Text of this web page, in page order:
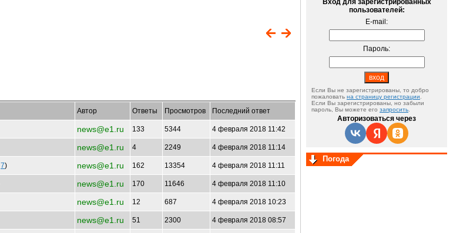
Автор Ответы Просмотров Последний ответ
news@e1.ru 133 5344 4 февраля 2018 11:42
news@e1.ru 4 2249 4 февраля 2018 11:14
7) news@e1.ru 162 13354 4 февраля 2018 11:11
news@e1.ru 170 11646 4 февраля 2018 11:10
news@e1.ru 12 687 4 февраля 2018 10:23
news@e1.ru 51 2300 4 февраля 2018 08:57
Вход для зарегистрированных
пользователей:
E-mail:
Пароль:
Если Вы не зарегистрированы, то добро
пожаловать на страницу регистрации
Если Вы зарегистрированы, но забыли
пароль, Вы можете его запросить
Авторизоваться через
Погода